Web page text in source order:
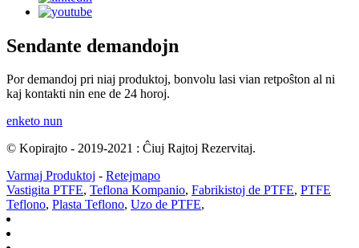
Sendante demandojn
Por demandoj pri niaj produktoj, bonvolu lasi vian retpoŝton al ni
kaj kontakti nin ene de 24 horoj.
enketo nun
© Kopirajto - 2019-2021 : Ĉiuj Rajtoj Rezervitaj.
Varmaj Produktoj - Retejmapo
Vastigita PTFE, Teflona Kompanio, Fabrikistoj de PTFE, PTFE
Teflono, Plasta Teflono, Uzo de PTFE,